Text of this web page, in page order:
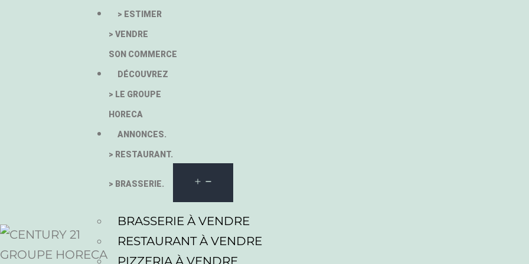
> ESTIMER
> VENDRE
SON COMMERCE
DÉCOUVREZ
> LE GROUPE
HORECA
ANNONCES.
> RESTAURANT.
> BRASSERIE.
BRASSERIE À VENDRE
RESTAURANT À VENDRE
PIZZERIA À VENDRE